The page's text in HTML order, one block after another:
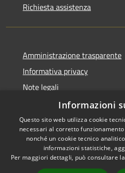
Richiesta assistenza
Amministrazione trasparente
Informativa privacy
Note legali
Dichiarazione di accessibilità
RSS
Accessibilità
Informazioni
Questo sito web utilizza cookie
necessari al corretto
nonché un cookie tecnico
informazioni statistiche,
Per maggiori dettagli, può consultare